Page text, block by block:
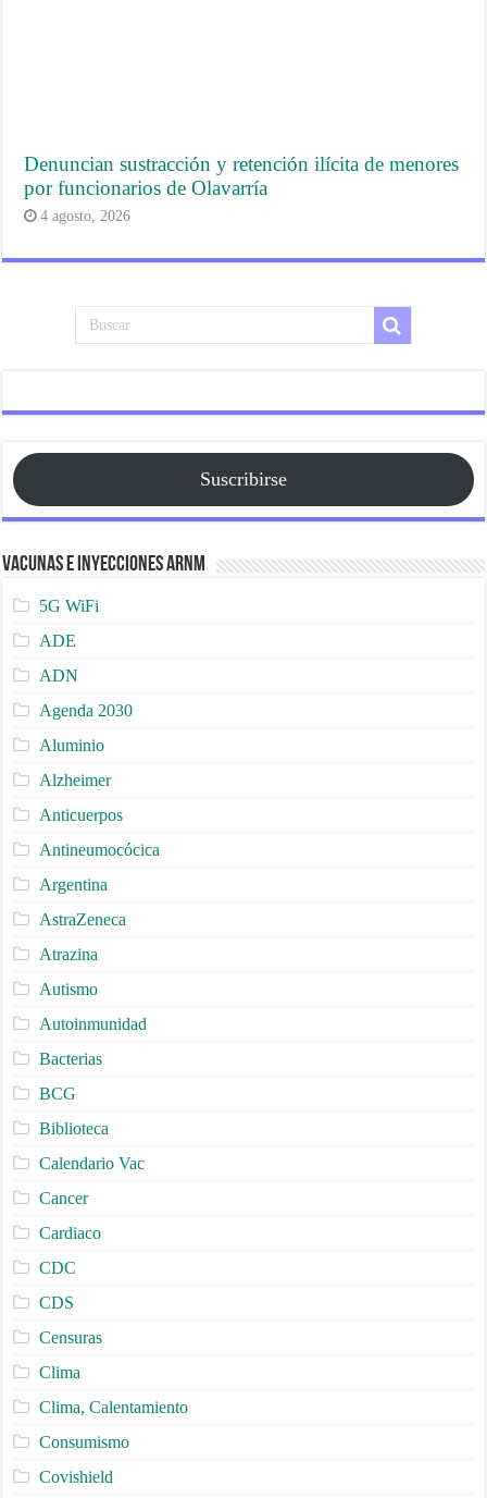
Denuncian sustracción y retención ilícita de menores
por funcionarios de Olavarría
4 agosto, 2026
Suscribirse
Vacunas e Inyecciones ARNm
5G WiFi
ADE
ADN
Agenda 2030
Aluminio
Alzheimer
Anticuerpos
Antineumocócica
Argentina
AstraZeneca
Atrazina
Autismo
Autoinmunidad
Bacterias
BCG
Biblioteca
Calendario Vac
Cancer
Cardiaco
CDC
CDS
Censuras
Clima
Clima, Calentamiento
Consumismo
Covishield